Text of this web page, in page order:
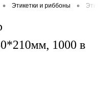
• Этикетки и риббоны •
1000 в